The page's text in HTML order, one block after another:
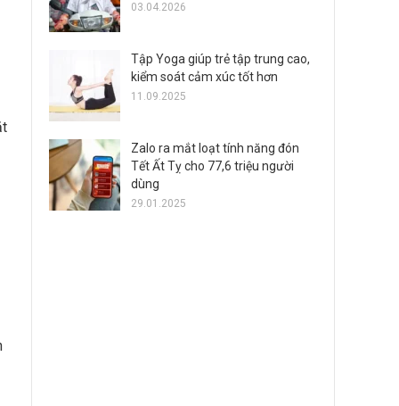
03.04.2026
Tập Yoga giúp trẻ tập trung cao,
kiểm soát cảm xúc tốt hơn
11.09.2025
Zalo ra mắt loạt tính năng đón
Tết Ất Tỵ cho 77,6 triệu người
dùng
29.01.2025